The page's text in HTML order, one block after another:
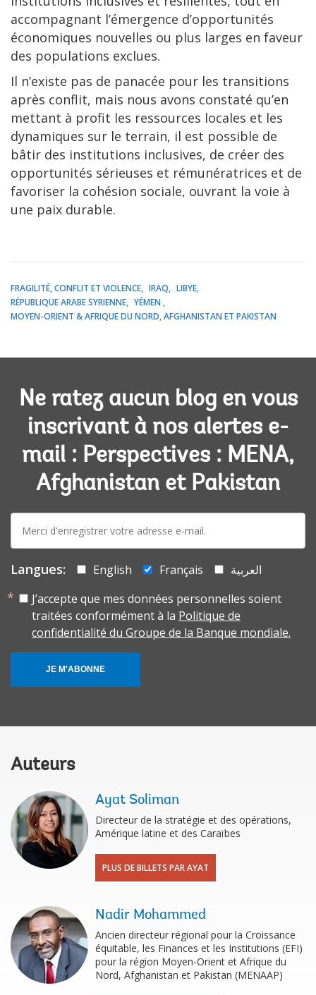
accompagnant l’émergence d’opportunités
économiques nouvelles ou plus larges en faveur
des populations exclues.
Il n’existe pas de panacée pour les transitions
après conflit, mais nous avons constaté qu’en
mettant à profit les ressources locales et les
dynamiques sur le terrain, il est possible de
bâtir des institutions inclusives, de créer des
opportunités sérieuses et rémunératrices et de
favoriser la cohésion sociale, ouvrant la voie à
une paix durable.
FRAGILITÉ, CONFLIT ET VIOLENCE IRAQ
LIBYE
RÉPUBLIQUE ARABE SYRIENNE
YÉMEN
MOYEN-ORIENT & AFRIQUE DU NORD, AFGHANISTAN ET PAKISTAN
Ne ratez aucun blog en vous
inscrivant à nos alertes e-
mail : Perspectives : MENA,
Afghanistan et Pakistan
mail:
Langues: English Français
العربية
J’accepte que mes données personnelles soient
traitées conformément à la Politique de
confidentialité du Groupe de la Banque mondiale.
JE M'ABONNE
Auteurs
Ayat Soliman
Directeur de la stratégie et des opérations,
Amérique latine et des Caraïbes
PLUS DE BILLETS PAR AYAT
Nadir Mohammed
Ancien directeur régional pour la Croissance
équitable, les Finances et les Institutions (EFI)
pour la région Moyen-Orient et Afrique du
Nord, Afghanistan et Pakistan (MENAAP)